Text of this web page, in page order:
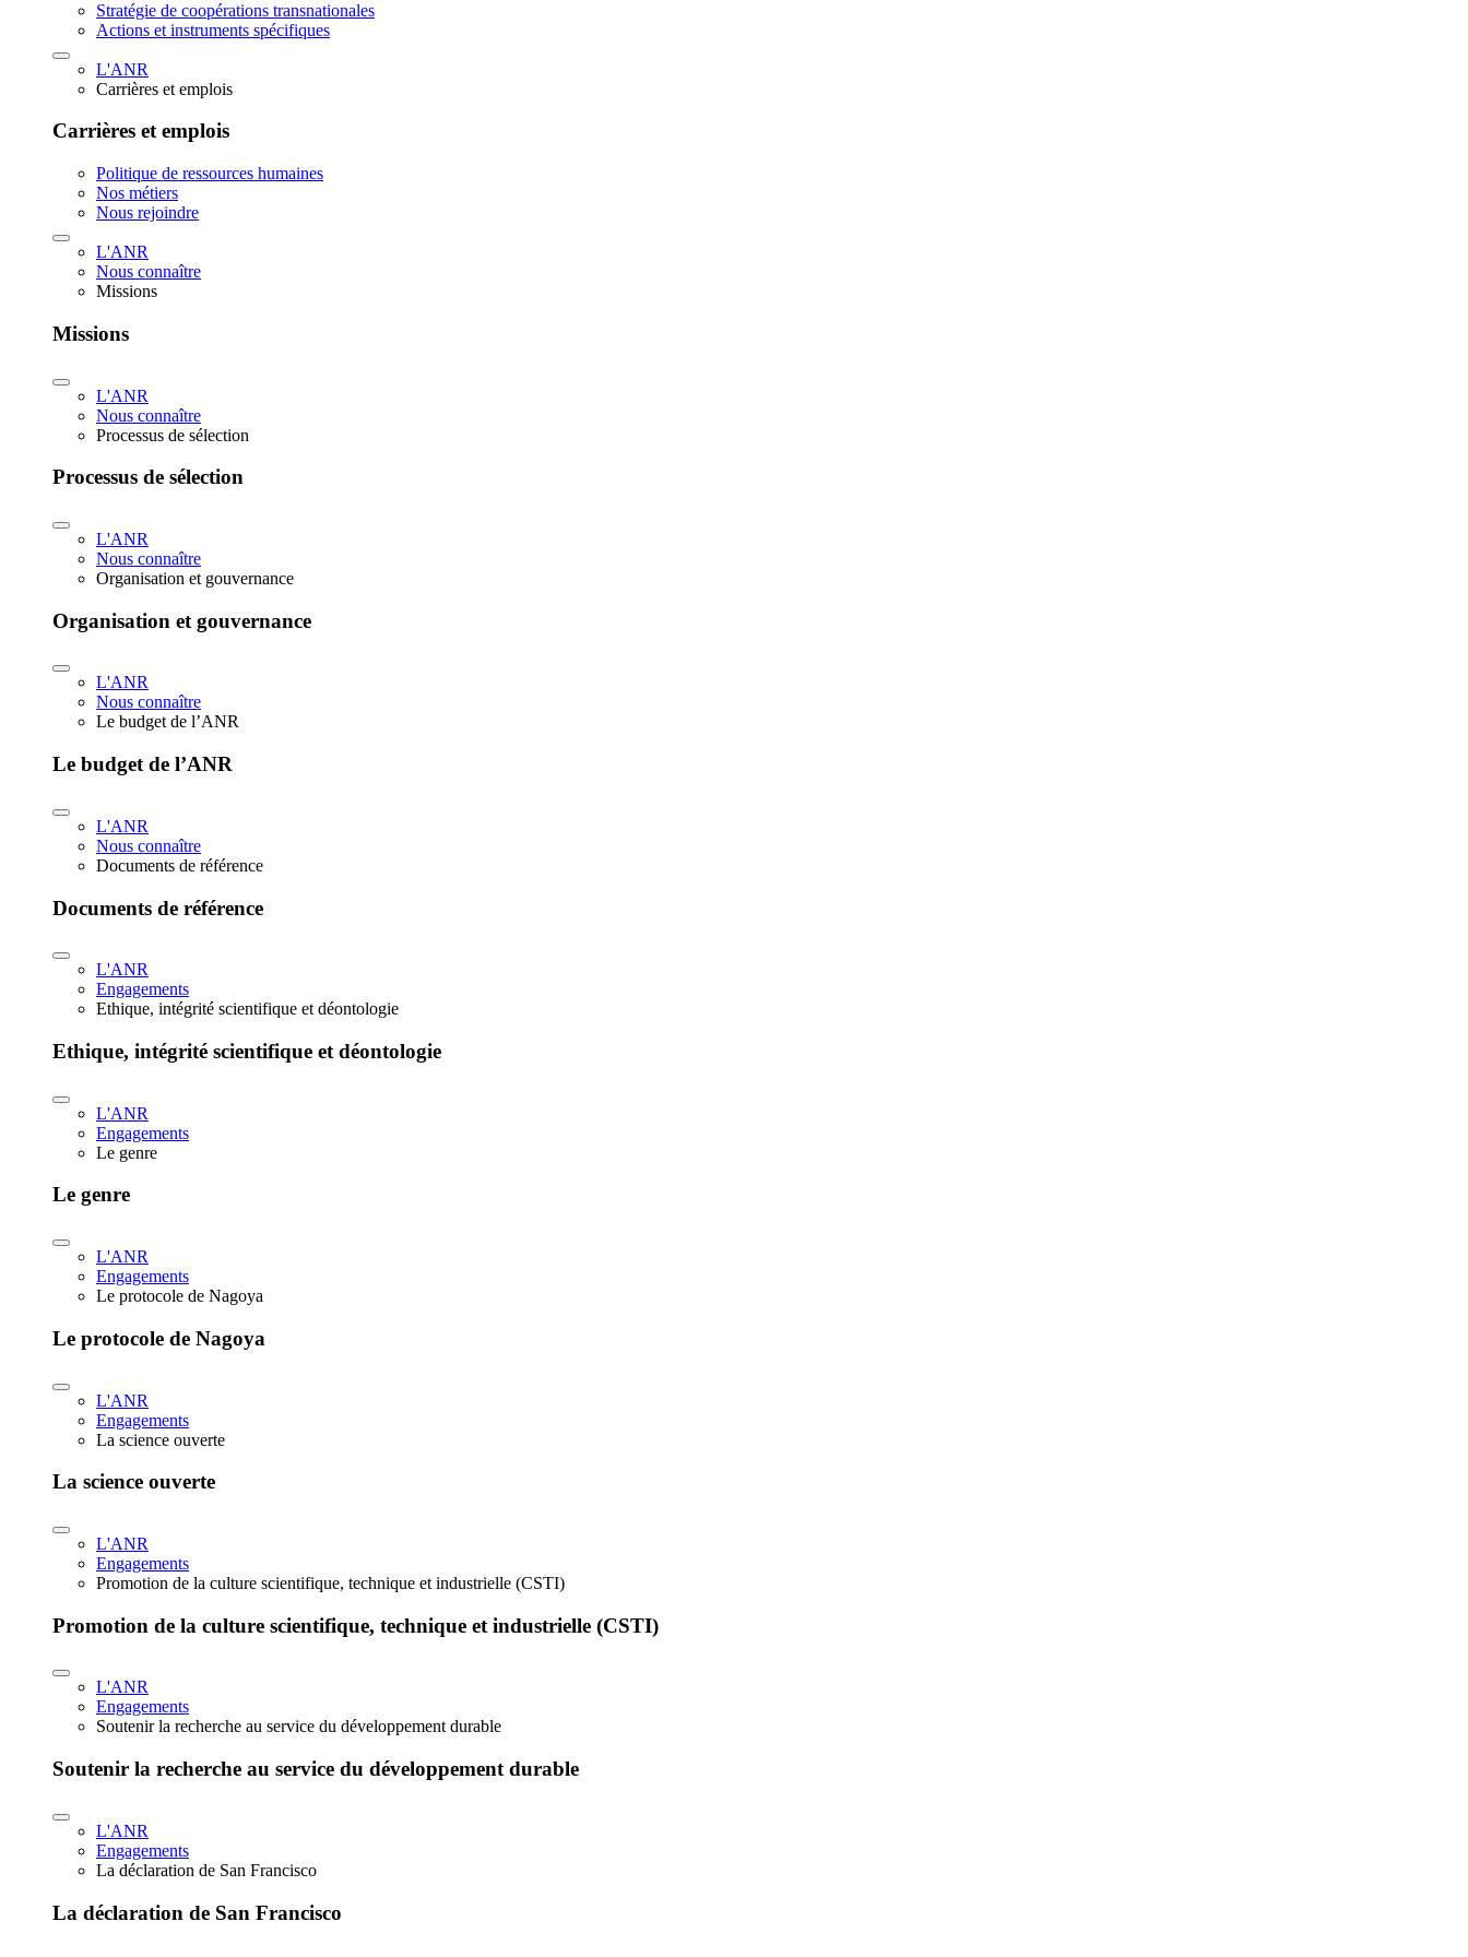
Stratégie de coopérations transnationales
Actions et instruments spécifiques
L'ANR
Carrières et emplois
Carrières et emplois
Politique de ressources humaines
Nos métiers
Nous rejoindre
L'ANR
Nous connaître
Missions
Missions
L'ANR
Nous connaître
Processus de sélection
Processus de sélection
L'ANR
Nous connaître
Organisation et gouvernance
Organisation et gouvernance
L'ANR
Nous connaître
Le budget de l’ANR
Le budget de l’ANR
L'ANR
Nous connaître
Documents de référence
Documents de référence
L'ANR
Engagements
Ethique, intégrité scientifique et déontologie
Ethique, intégrité scientifique et déontologie
L'ANR
Engagements
Le genre
Le genre
L'ANR
Engagements
Le protocole de Nagoya
Le protocole de Nagoya
L'ANR
Engagements
La science ouverte
La science ouverte
L'ANR
Engagements
Promotion de la culture scientifique, technique et industrielle (CSTI)
Promotion de la culture scientifique, technique et industrielle (CSTI)
L'ANR
Engagements
Soutenir la recherche au service du développement durable
Soutenir la recherche au service du développement durable
L'ANR
Engagements
La déclaration de San Francisco
La déclaration de San Francisco